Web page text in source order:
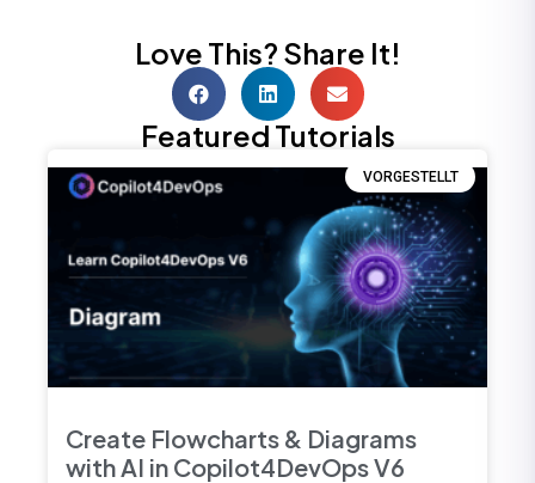
Love This? Share It!
Featured Tutorials
VORGESTELLT
Create Flowcharts & Diagrams
with AI in Copilot4DevOps V6